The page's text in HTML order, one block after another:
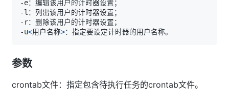
-u<用户名称>
参数
crontab文件：指定包含待执行任务的crontab文件。